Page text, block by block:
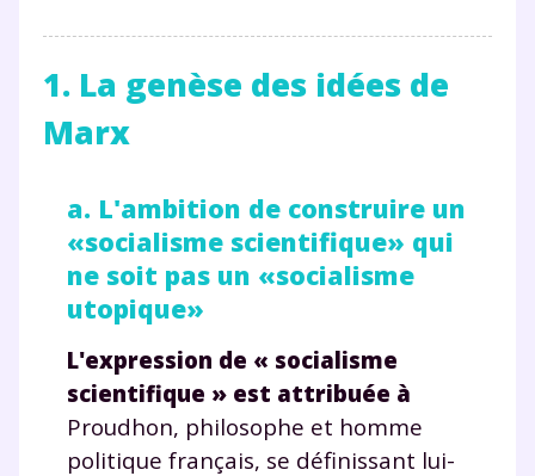
1. La genèse des idées de
Marx
a. L'ambition de construire un
«socialisme scientifique» qui
ne soit pas un «socialisme
utopique»
L'expression de « socialisme
scientifique » est attribuée à
Proudhon, philosophe et homme
politique français, se définissant lui-